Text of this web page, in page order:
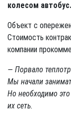
колесом автобус.
Объект с
Стоимость
компании
— Порвало
Мы начали
Но необходимо это
их сеть.